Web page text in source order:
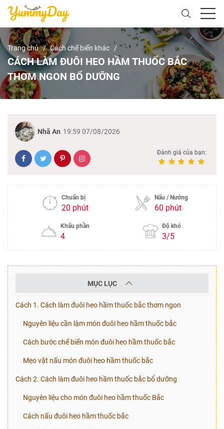
Trang chủ Cách chế biến khác
CÁCH LÀM ĐUÔI HEO HẦM THUỐC BẮC
THƠM NGON BỔ DƯỠNG
Nhã An 19:59 07/08/2026
Đánh giá của bạn:
Chuẩn bị
20 phút
Nấu / Nướng
60 phút
Khẩu phần
4
Độ khó
3/5
MỤC LỤC
Cách 1. Cách làm đuôi heo hầm thuốc bắc thơm ngon
Nguyên liệu cần làm món đuôi heo hầm thuốc bắc
Cách bước chế biến món đuôi heo hầm thuốc bắc
Mẹo vặt nấu món đuôi heo hầm thuốc bắc
Cách 2. Cách làm đuôi heo hầm thuốc bắc bổ dưỡng
Nguyên liệu cho món đuôi heo hầm thuốc Bắc
Cách nấu đuôi heo hầm thuốc bắc